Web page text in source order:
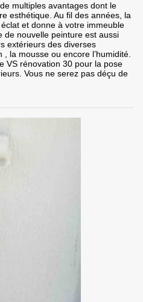
multiples avantages dont le
esthétique. Au fil des années, la
et donne à votre immeuble
de nouvelle peinture est aussi
extérieurs des diverses
la mousse ou encore l’humidité.
VS rénovation 30 pour la pose
Vous ne serez pas déçu de